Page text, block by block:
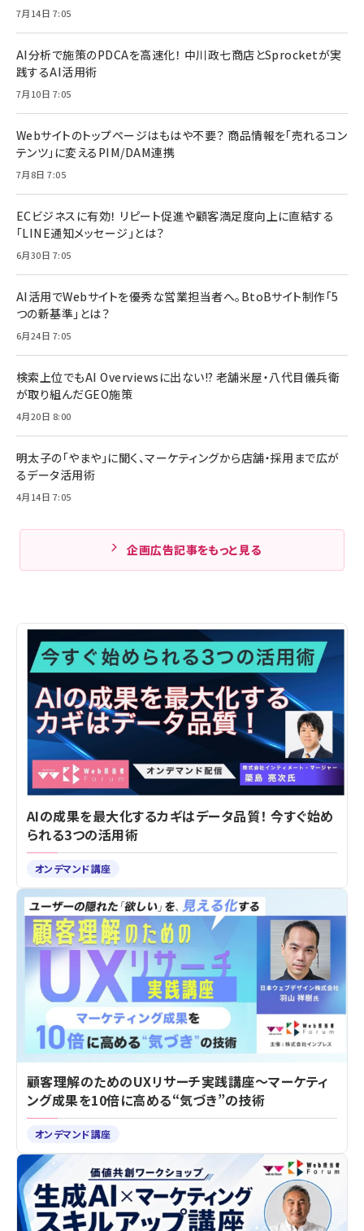
7月14日 7:05
AI分析で施策のPDCAを高速化！ 中川政七商店とSprocketが実
践するAI活用術
7月10日 7:05
Webサイトのトップページはもはや不要？ 商品情報を「売れるコン
テンツ」に変えるPIM/DAM連携
7月8日 7:05
ECビジネスに有効！ リピート促進や顧客満足度向上に直結する
「LINE通知メッセージ」とは？
6月30日 7:05
AI活用でWebサイトを優秀な営業担当者へ。BtoBサイト制作「5
つの新基準」とは？
6月24日 7:05
検索上位でもAI Overviewsに出ない!? 老舗米屋・八代目儀兵衛
が取り組んだGEO施策
4月20日 8:00
明太子の「やまや」に聞く、マーケティングから店舗・採用まで広が
るデータ活用術
4月14日 7:05
企画広告記事をもっと見る
AIの成果を最大化するカギはデータ品質！ 今すぐ始め
られる3つの活用術
オンデマンド講座
顧客理解のためのUXリサーチ実践講座～マーケティ
ング成果を10倍に高める“気づき”の技術
オンデマンド講座